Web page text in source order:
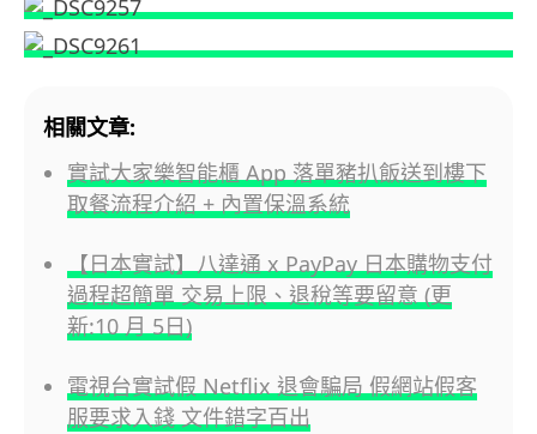
相關文章:
實試大家樂智能櫃 App 落單豬扒飯送到樓下
取餐流程介紹 + 內置保溫系統
【日本實試】八達通 x PayPay 日本購物支付
過程超簡單 交易上限、退稅等要留意 (更
新:10 月 5日)
電視台實試假 Netflix 退會騙局 假網站假客
服要求入錢 文件錯字百出